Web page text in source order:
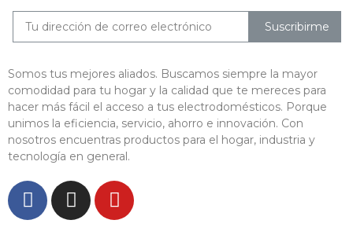
Suscribirme
Somos tus mejores aliados. Buscamos siempre la mayor
comodidad para tu hogar y la calidad que te mereces para
hacer más fácil el acceso a tus electrodomésticos. Porque
unimos la eficiencia, servicio, ahorro e innovación. Con
nosotros encuentras productos para el hogar, industria y
tecnología en general.